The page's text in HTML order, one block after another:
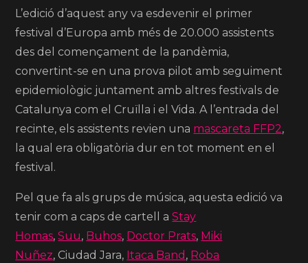
L’edició d’aquest any va esdevenir el primer
festival d’Europa amb més de 20.000 assistents
des del començament de la pandèmia,
convertint-se en una prova pilot amb seguiment
epidemiològic juntament amb altres festivals de
Catalunya com el Cruïlla i el Vida. A l’entrada del
recinte, els assistents revien una mascareta FFP2,
la qual era obligatòria dur en tot moment en el
festival.
Pel que fa als grups de música, aquesta edició va
tenir com a caps de cartell aStay
Homas,Suu, Buhos, Doctor Prats, Miki
Nuñez, Ciudad Jara, Itaca Band , Roba